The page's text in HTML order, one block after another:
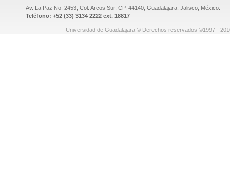
Av. La Paz No. 2453, Col. Arcos Sur, CP. 44140, Guadalajara, Jalisco, México.
Teléfono: +52 (33) 3134 2222 ext. 18817
Universidad de Guadalajara © Derechos reservados ©1997 -